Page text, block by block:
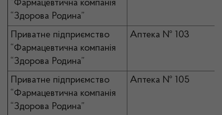
“Фармацевтична компанія
“Здорова Родина”
Приватне підприємство
“Фармацевтична компанія
“Здорова Родина”
Аптека № 103
Приватне підприємство
“Фармацевтична компанія
“Здорова Родина”
Аптека № 105